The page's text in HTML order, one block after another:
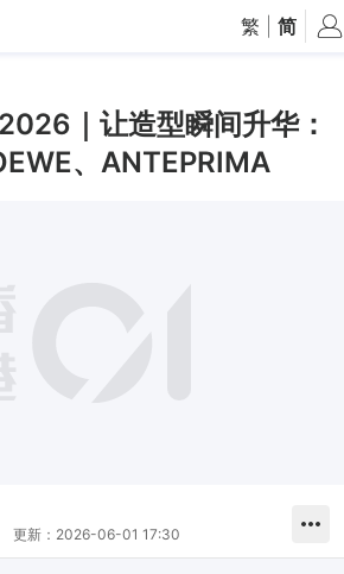
繁 简
｜让造型瞬间升华：
、ANTEPRIMA
更新： 2026-06-01 17:30